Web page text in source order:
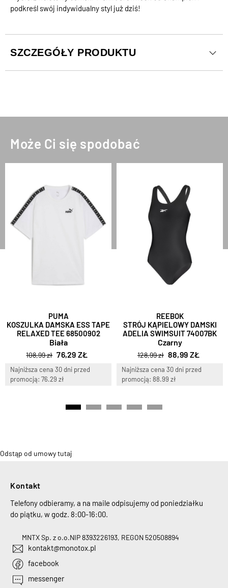
podkreśl swój indywidualny styl już dziś!
SZCZEGÓŁY PRODUKTU
Może Ci się spodobać
PUMA
KOSZULKA DAMSKA ESS TAPE
RELAXED TEE 68500902
Biała
108,99 zł 76,29 ZŁ
Najniższa cena 30 dni przed
promocją: 76.29 zł
REEBOK
STRÓJ KĄPIELOWY DAMSKI
ADELIA SWIMSUIT 74007BK
Czarny
128,99 zł 88,99 ZŁ
Najniższa cena 30 dni przed
promocją: 88.99 zł
Odstąp od umowy tutaj
Kontakt
Telefony odbieramy, a na maile odpisujemy od poniedziałku
do piątku, w godz. 8:00-16:00.
MNTX Sp. z o.o.NIP 8393226193, REGON 520508894
kontakt@monotox.pl
facebook
messenger